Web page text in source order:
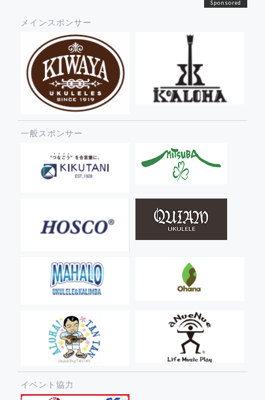
メインスポンサー
一般スポンサー
イベント協力